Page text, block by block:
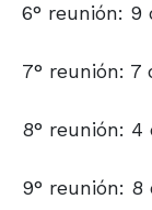
6° reunión: 9
7° reunión: 7
8° reunión: 4
9° reunión: